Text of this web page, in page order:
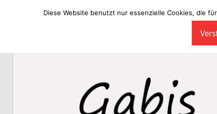
Diese Website benutzt nur essenzielle Cookies, die